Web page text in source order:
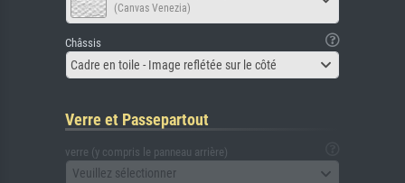
(Canvas Venezia)
Châssis
Cadre en toile - Image reflétée sur le côté
Verre et Passepartout
verre (y compris le panneau arrière)
Veuillez sélectionner